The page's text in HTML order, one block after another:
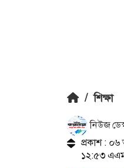
/ শিক্ষা
নিউজ
প্রকাশ :
১২:৫৩